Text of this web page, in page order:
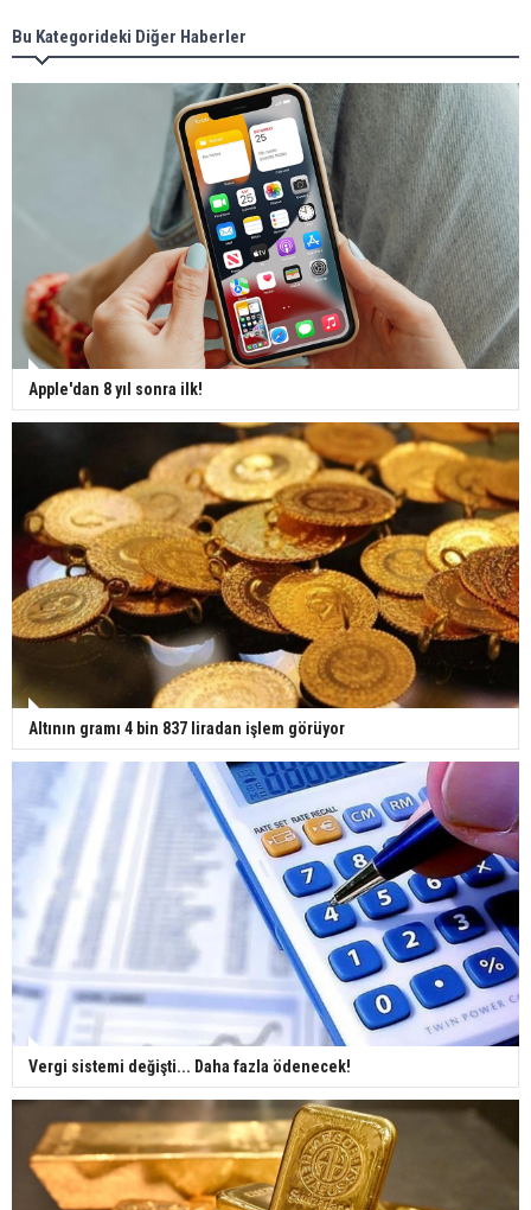
Bu Kategorideki Diğer Haberler
Apple'dan 8 yıl sonra ilk!
Altının gramı 4 bin 837 liradan işlem görüyor
Vergi sistemi değişti... Daha fazla ödenecek!